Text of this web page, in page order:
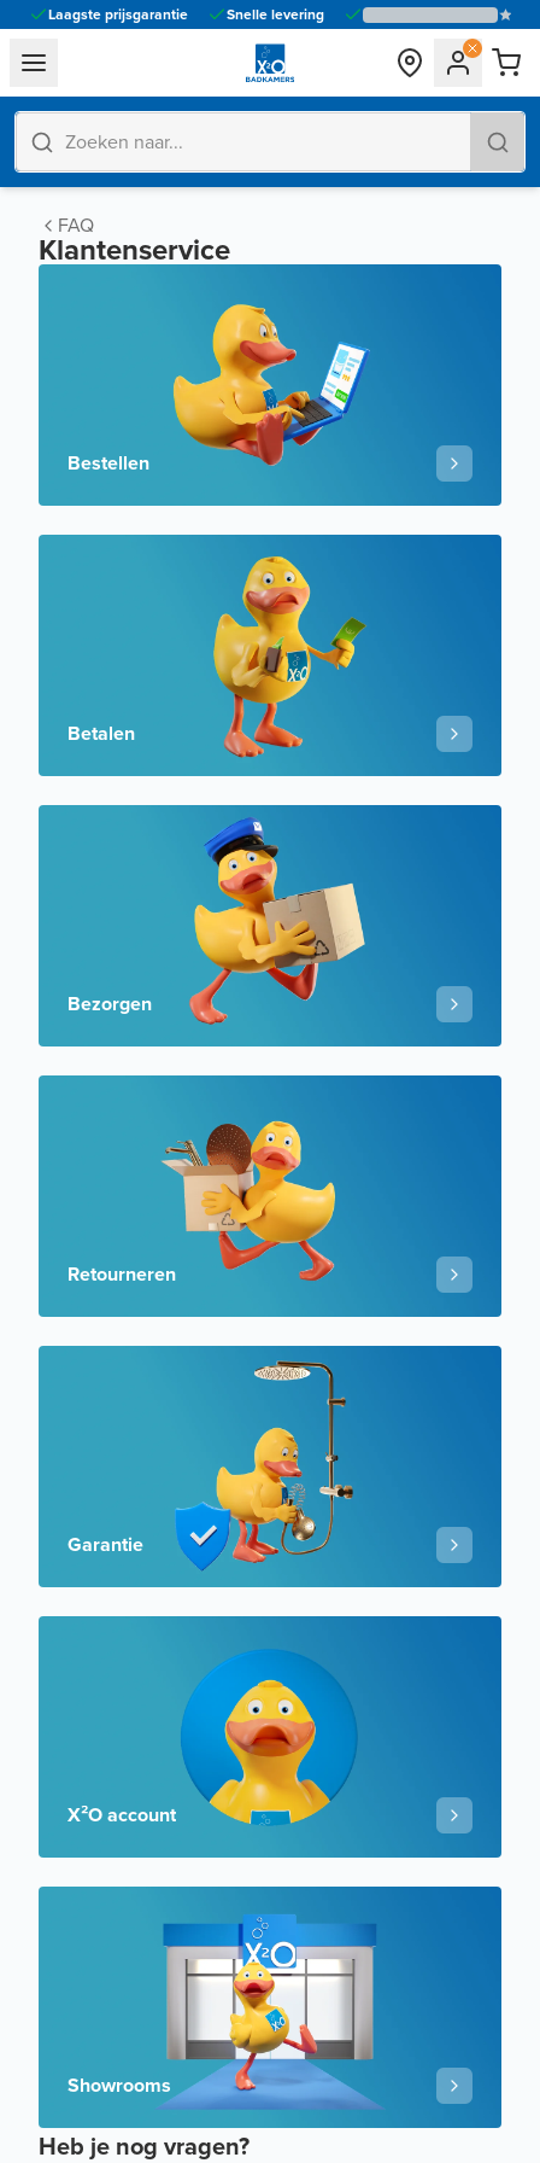
Laagste prijsgarantie Snelle levering
general.navigation.toggle_menu.label
FAQ
Klantenservice
Bestellen
Betalen
Bezorgen
Retourneren
Garantie
X²O account
Showrooms
Heb je nog vragen?